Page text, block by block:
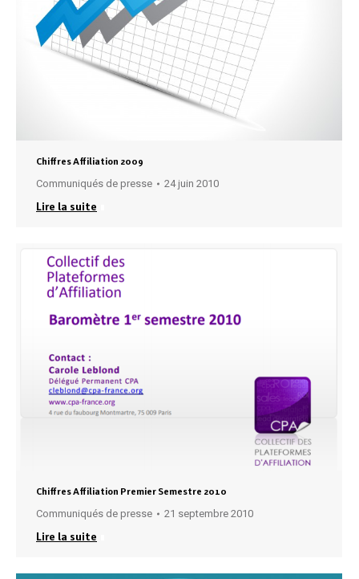
Chiffres Affiliation 2009
Communiqués de presse 24 juin 2010
Lire la suite
Chiffres Affiliation Premier Semestre 2010
Communiqués de presse 21 septembre 2010
Lire la suite